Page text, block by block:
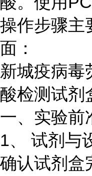
操作步骤主
面：
新城疫病毒
酸检测试剂
一、实验前
1、 试剂与
确认试剂盒